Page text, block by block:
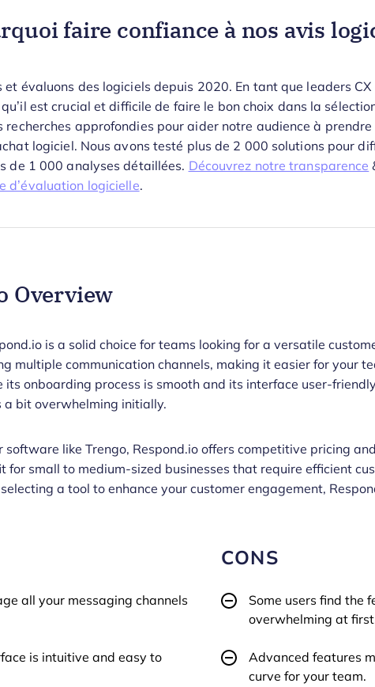
faire confiance à nos avis
et évaluons des logiciels depuis 2020. En tant que leaders CX
est crucial et difficile de faire le bon choix dans la
recherches approfondies pour aider notre audience à prendre
logiciel. Nous avons testé plus de 2 000 solutions pour
de 1 000 analyses détaillées. Découvrez notre transparence
d’évaluation logicielle.
Overview
is a solid choice for teams looking for a versatile
multiple communication channels, making it easier for your
its onboarding process is smooth and its interface user-
a bit overwhelming initially.
software like Trengo, Respond.io offers competitive pricing
for small to medium-sized businesses that require efficient
a tool to enhance your customer engagement,
all your messaging channels
is intuitive and easy to
CONS
Some users find the
overwhelming at
Advanced features
curve for your team.